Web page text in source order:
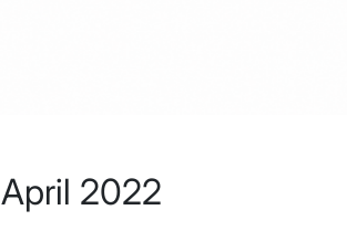
April 2022